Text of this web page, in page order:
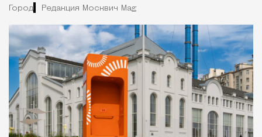
Город Редакция Москвич Mag